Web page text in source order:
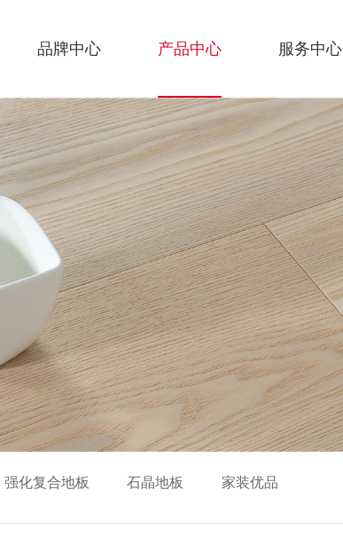
品牌中心 产品中心 服务中心
强化复合地板 石晶地板 家装优品